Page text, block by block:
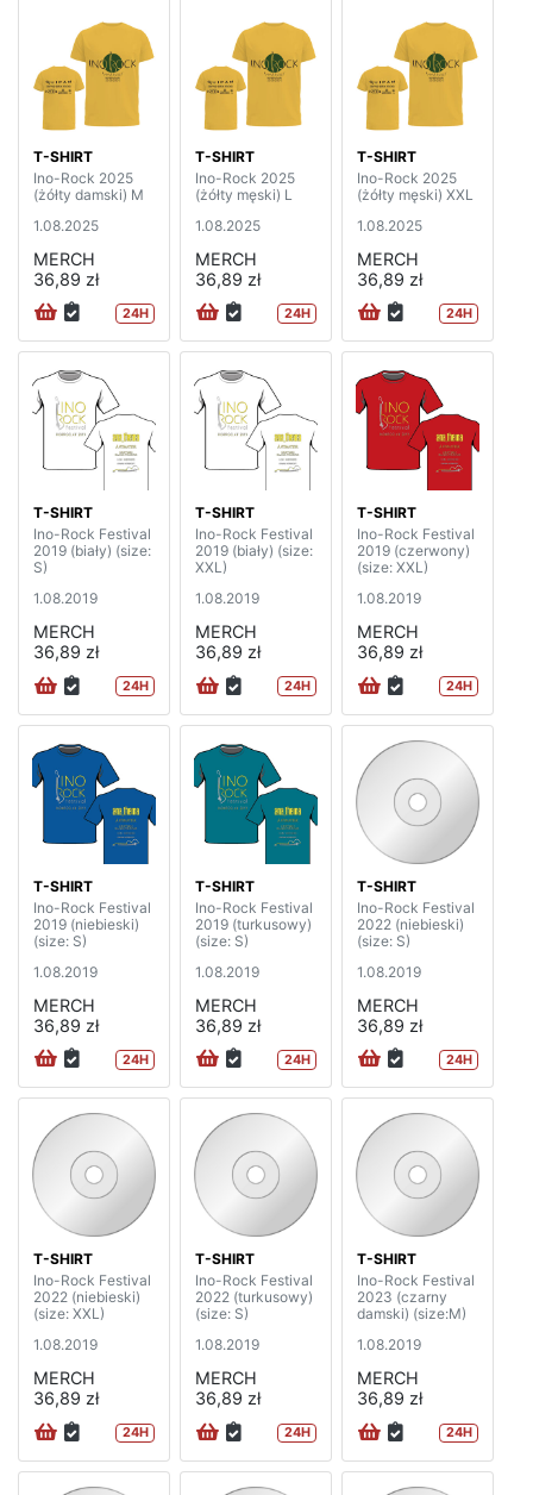
T-SHIRT
Ino-Rock 2025
(żółty damski) M
1.08.2025
MERCH
36,89 zł
24H
T-SHIRT
Ino-Rock 2025
(żółty męski) L
1.08.2025
MERCH
36,89 zł
24H
T-SHIRT
Ino-Rock 2025
(żółty męski) XXL
1.08.2025
MERCH
36,89 zł
24H
T-SHIRT
Ino-Rock Festival
2019 (biały) (size:
S)
1.08.2019
MERCH
36,89 zł
24H
T-SHIRT
Ino-Rock Festival
2019 (biały) (size:
XXL)
1.08.2019
MERCH
36,89 zł
24H
T-SHIRT
Ino-Rock Festival
2019 (czerwony)
(size: XXL)
1.08.2019
MERCH
36,89 zł
24H
T-SHIRT
Ino-Rock Festival
2019 (niebieski)
(size: S)
1.08.2019
MERCH
36,89 zł
24H
T-SHIRT
Ino-Rock Festival
2019 (turkusowy)
(size: S)
1.08.2019
MERCH
36,89 zł
24H
T-SHIRT
Ino-Rock Festival
2022 (niebieski)
(size: S)
1.08.2019
MERCH
36,89 zł
24H
T-SHIRT
Ino-Rock Festival
2022 (niebieski)
(size: XXL)
1.08.2019
MERCH
36,89 zł
24H
T-SHIRT
Ino-Rock Festival
2022 (turkusowy)
(size: S)
1.08.2019
MERCH
36,89 zł
24H
T-SHIRT
Ino-Rock Festival
2023 (czarny
damski) (size:M)
1.08.2019
MERCH
36,89 zł
24H